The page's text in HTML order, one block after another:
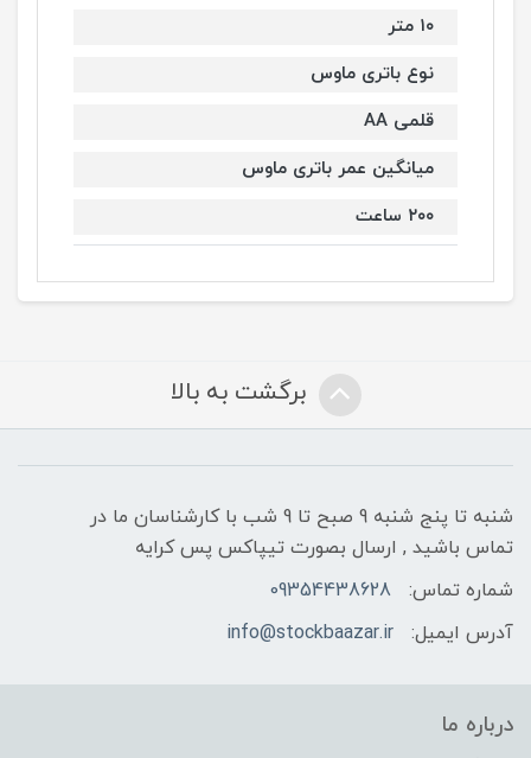
۱۰ متر
نوع باتری ماوس
قلمی AA
میانگین عمر باتری ماوس
۲۰۰ ساعت
برگشت به بالا
شنبه تا پنج شنبه 9 صبح تا 9 شب با کارشناسان ما در
تماس باشید , ارسال بصورت تیپاکس پس کرایه
شماره تماس:
09354438628
آدرس ایمیل:
info@stockbaazar.ir
درباره ما